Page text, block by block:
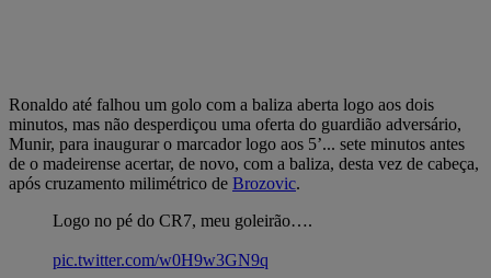
Ronaldo até falhou um golo com a baliza aberta logo aos dois
minutos, mas não desperdiçou uma oferta do guardião adversário,
Munir, para inaugurar o marcador logo aos 5’... sete minutos antes
de o madeirense acertar, de novo, com a baliza, desta vez de cabeça,
após cruzamento milimétrico de Brozovic.
Logo no pé do CR7, meu goleirão….
pic.twitter.com/w0H9w3GN9q